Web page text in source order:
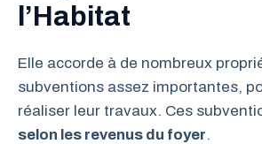
l’Habitat
Elle accorde à de nombreux
subventions assez importantes,
réaliser leur travaux. Ces
selon les revenus du foyer.